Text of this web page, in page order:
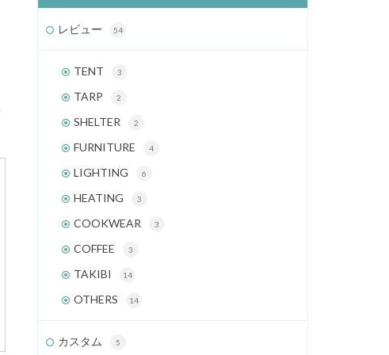
レビュー 54
TENT 3
TARP 2
SHELTER 2
FURNITURE 4
LIGHTING 6
HEATING 3
COOKWEAR 3
COFFEE 3
TAKIBI 14
OTHERS 14
カスタム 5